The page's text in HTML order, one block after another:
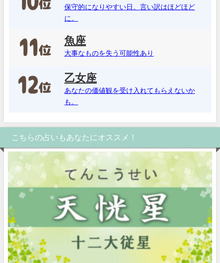
保守的になりやすい日。言い訳はほどほど
に。
魚座
大事なものを失う可能性あり
乙女座
あなたの価値観を受け入れてもらえないか
も。
こちらの占いもあなたにオススメ！